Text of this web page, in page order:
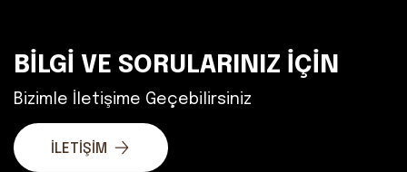
BİLGİ VE SORULARINIZ İÇİN
Bizimle İletişime Geçebilirsiniz
İLETİŞİM